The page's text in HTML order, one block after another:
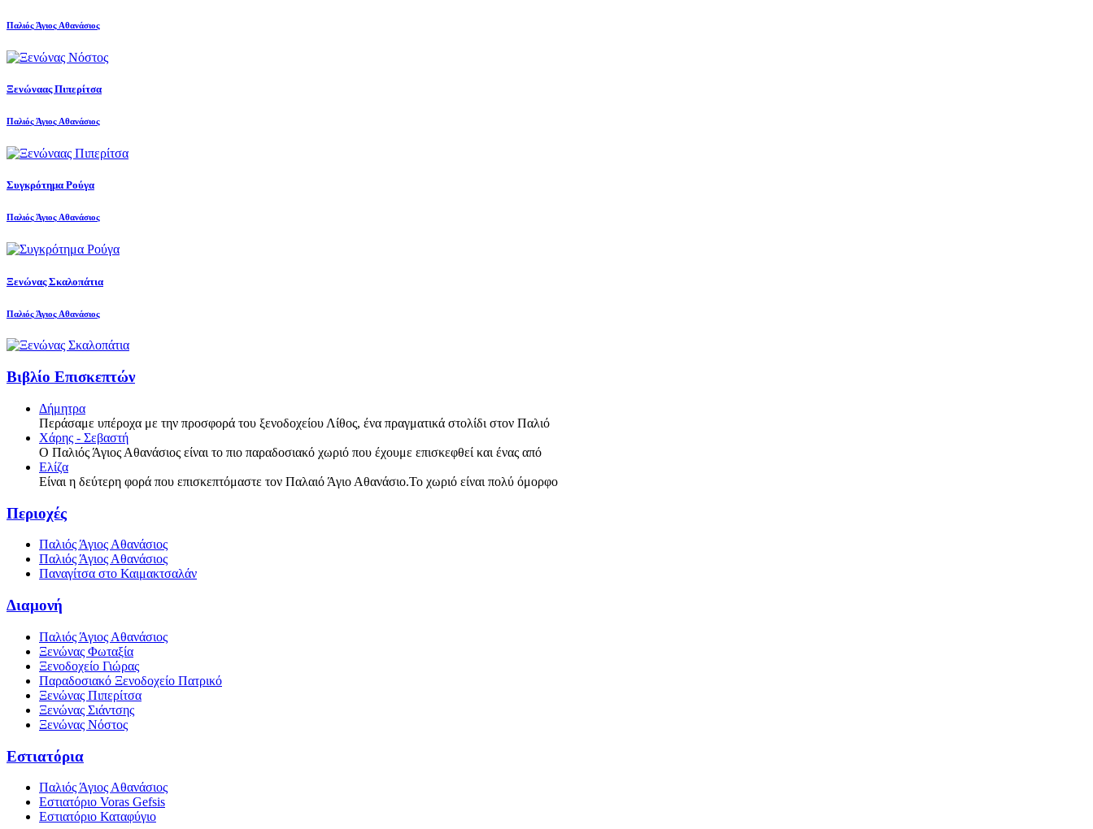
Παλιός Άγιος Αθανάσιος
Ξενώναας Πιπερίτσα
Παλιός Άγιος Αθανάσιος
Συγκρότημα Ρούγα
Παλιός Άγιος Αθανάσιος
Ξενώνας Σκαλοπάτια
Παλιός Άγιος Αθανάσιος
Βιβλίο Επισκεπτών
Δήμητρα
Περάσαμε υπέροχα με την προσφορά του ξενοδοχείου Λίθος, ένα πραγματικά στολίδι στον Παλιό
Χάρης - Σεβαστή
Ο Παλιός Άγιος Αθανάσιος είναι το πιο παραδοσιακό χωριό που έχουμε επισκεφθεί και ένας από
Ελίζα
Είναι η δεύτερη φορά που επισκεπτόμαστε τον Παλαιό Άγιο Αθανάσιο.Το χωριό είναι πολύ όμορφο
Περιοχές
Παλιός Άγιος Αθανάσιος
Παλιός Άγιος Αθανάσιος
Παναγίτσα στο Καιμακτσαλάν
Διαμονή
Παλιός Άγιος Αθανάσιος
Ξενώνας Φωταξία
Ξενοδοχείο Γιώρας
Παραδοσιακό Ξενοδοχείο Πατρικό
Ξενώνας Πιπερίτσα
Ξενώνας Σιάντσης
Ξενώνας Νόστος
Εστιατόρια
Παλιός Άγιος Αθανάσιος
Εστιατόριο Voras Gefsis
Εστιατόριο Καταφύγιο